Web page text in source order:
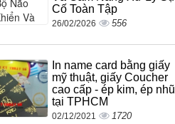
Cố Toàn Tập
26/02/2026 556
In name card bằng giấy
mỹ thuật, giấy Coucher
cao cấp - ép kim, ép nhũ
tại TPHCM
02/12/2021 1720